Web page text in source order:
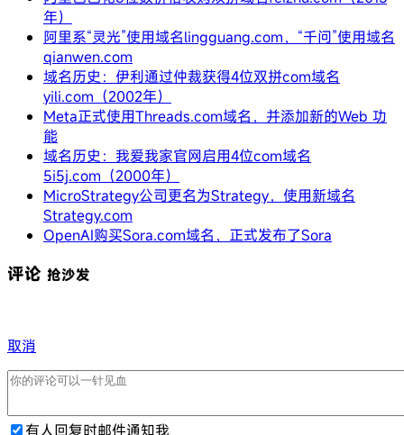
年）
阿里系“灵光”使用域名lingguang.com，“千问”使用域名
qianwen.com
域名历史：伊利通过仲裁获得4位双拼com域名
yili.com（2002年）
Meta正式使用Threads.com域名，并添加新的Web 功
能
域名历史：我爱我家官网启用4位com域名
5i5j.com（2000年）
MicroStrategy公司更名为Strategy，使用新域名
Strategy.com
OpenAI购买Sora.com域名，正式发布了Sora
评论 抢沙发
取消
有人回复时邮件通知我